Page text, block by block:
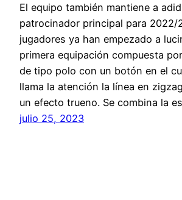
El equipo también mantiene a
patrocinador principal para 2022/
jugadores ya han empezado a
primera equipación compuesta
de tipo polo con un botón en el
llama la atención la línea en
un efecto trueno. Se combina la
julio 25, 2023